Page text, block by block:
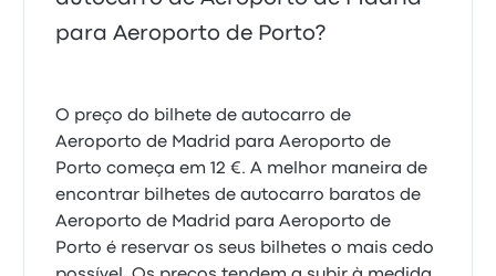
estava muito frio dentro do autocarro
3.0 de 5 estrelas
Irina C.
Pontualidade 👍 Deviam ter um tempo a mais de
tolerância se ainda estão passageiros a chegar 👎
3.0 de 5 estrelas
Erick V.
ouvir porque eu estava na frente na poltrona 2
barulho que incomodava um pouco tirando isso uma
viagem foi. Boa. O ar funcionava bem. Obrigado.
para Aeroporto de Porto?
O preço do bilhete de autocarro de
Aeroporto de Madrid para Aeroporto de
Porto começa em 12 €. A melhor maneira de
encontrar bilhetes de autocarro baratos de
Aeroporto de Madrid para Aeroporto de
Porto é reservar os seus bilhetes o mais cedo